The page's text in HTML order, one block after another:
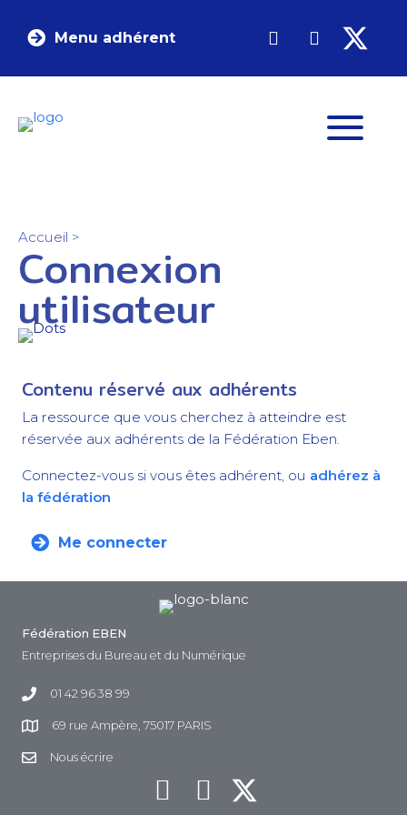
Menu adhérent
Accueil >
Connexion
utilisateur
Contenu réservé aux adhérents
La ressource que vous cherchez à atteindre est
réservée aux adhérents de la Fédération Eben.
Connectez-vous si vous êtes adhérent, ou adhérez à
la fédération
Me connecter
Fédération EBEN
Entreprises du Bureau et du Numérique
01 42 96 38 99
69 rue Ampère, 75017 PARIS
Nous écrire